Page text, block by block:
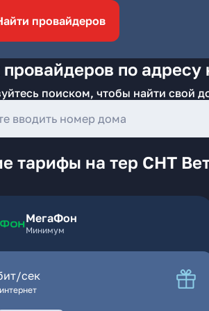
провайдеров
по
поиском, чтобы найти свой
тарифы на тер СНТ
МегаФон
Минимум
сек